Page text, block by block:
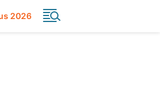
2026